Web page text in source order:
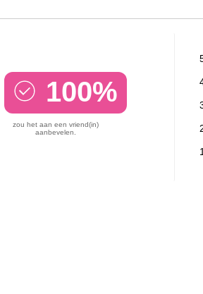
100%
zou het aan een vriend(in)
aanbevelen.